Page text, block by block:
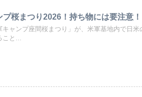
プ桜まつり2026！持ち物には要注意！
キャンプ座間桜まつり」が、米軍基地内で日
こと...